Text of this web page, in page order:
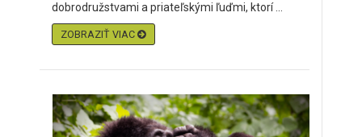
dobrodružstvami a priateľskými ľuďmi, ktorí ...
ZOBRAZIŤ VIAC